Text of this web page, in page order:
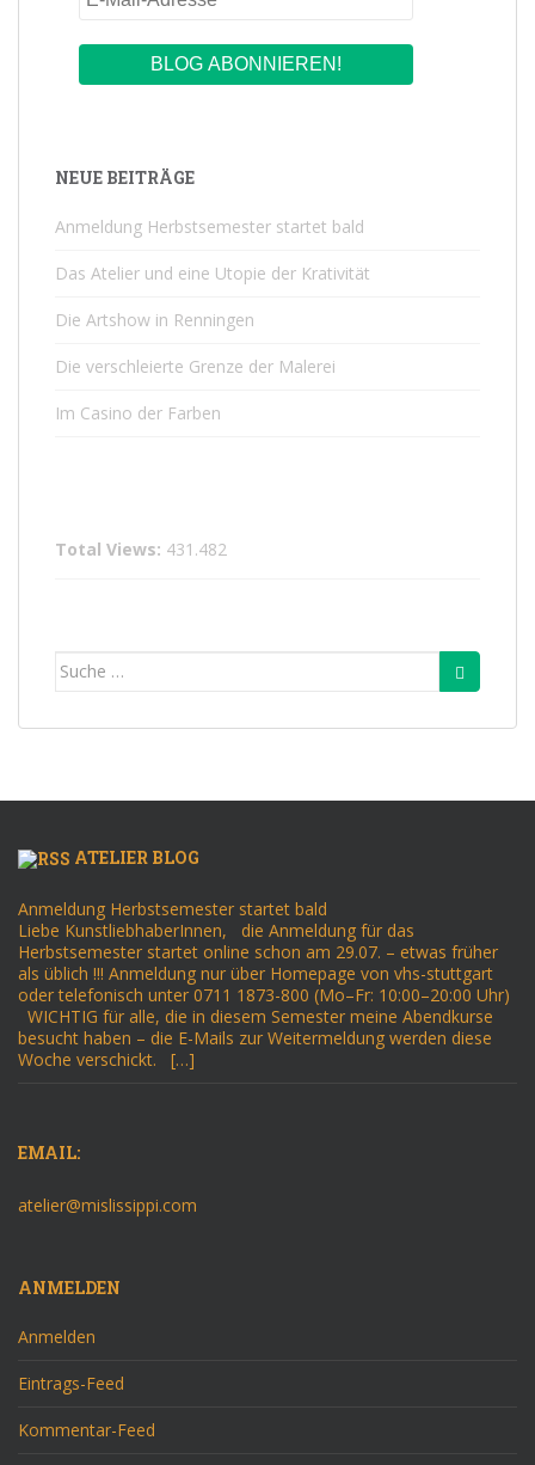
NEUE BEITRÄGE
Anmeldung Herbstsemester startet bald
Das Atelier und eine Utopie der Krativität
Die Artshow in Renningen
Die verschleierte Grenze der Malerei
Im Casino der Farben
Total Views: 431.482
Suche
ATELIER BLOG
Anmeldung Herbstsemester startet bald
Liebe KunstliebhaberInnen, die Anmeldung für das
Herbstsemester startet online schon am 29.07. – etwas früher
als üblich !!! Anmeldung nur über Homepage von vhs-stuttgart
oder telefonisch unter 0711 1873-800 (Mo–Fr: 10:00–20:00 Uhr)
WICHTIG für alle, die in diesem Semester meine Abendkurse
besucht haben – die E-Mails zur Weitermeldung werden diese
Woche verschickt. […]
EMAIL:
atelier@mislissippi.com
ANMELDEN
Anmelden
Eintrags-Feed
Kommentar-Feed